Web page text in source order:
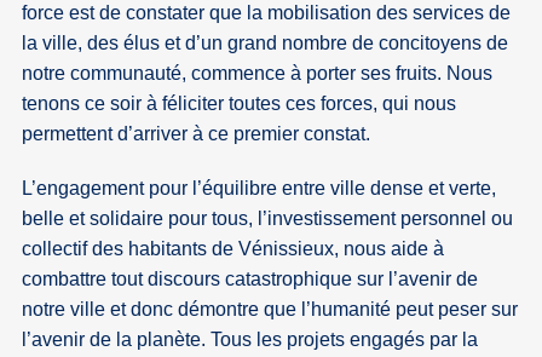
force est de constater que la mobilisation des services de
la ville, des élus et d’un grand nombre de concitoyens de
notre communauté, commence à porter ses fruits. Nous
tenons ce soir à féliciter toutes ces forces, qui nous
permettent d’arriver à ce premier constat.
L’engagement pour l’équilibre entre ville dense et verte,
belle et solidaire pour tous, l’investissement personnel ou
collectif des habitants de Vénissieux, nous aide à
combattre tout discours catastrophique sur l’avenir de
notre ville et donc démontre que l’humanité peut peser sur
l’avenir de la planète. Tous les projets engagés par la